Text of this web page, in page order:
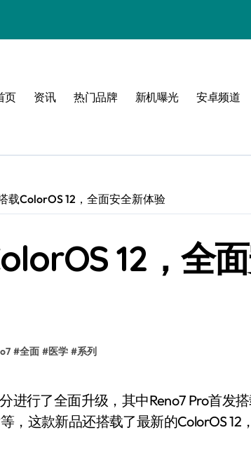
友
页 资讯 热门品牌 新机曝光 安卓频道
载ColorOS 12，全面安全新体验
12，全
#全面 #医学 #系列
，这款新品还搭载了最新的ColorOS 12